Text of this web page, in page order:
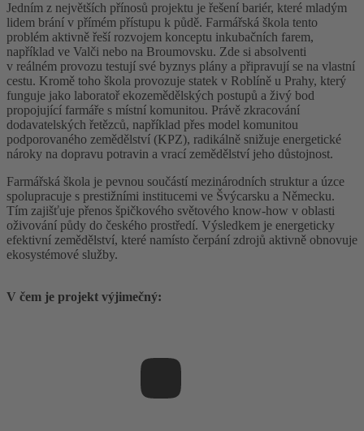
Jedním z největších přínosů projektu je řešení bariér, které mladým
lidem brání v přímém přístupu k půdě. Farmářská škola tento
problém aktivně řeší rozvojem konceptu inkubačních farem,
například ve Valči nebo na Broumovsku. Zde si absolventi
v reálném provozu testují své byznys plány a připravují se na vlastní
cestu. Kromě toho škola provozuje statek v Roblíně u Prahy, který
funguje jako laboratoř ekozemědělských postupů a živý bod
propojující farmáře s místní komunitou. Právě zkracování
dodavatelských řetězců, například přes model komunitou
podporovaného zemědělství (KPZ), radikálně snižuje energetické
nároky na dopravu potravin a vrací zemědělství jeho důstojnost.
Farmářská škola je pevnou součástí mezinárodních struktur a úzce
spolupracuje s prestižními institucemi ve Švýcarsku a Německu.
Tím zajišťuje přenos špičkového světového know-how v oblasti
oživování půdy do českého prostředí. Výsledkem je energeticky
efektivní zemědělství, které namísto čerpání zdrojů aktivně obnovuje
ekosystémové služby.
V čem je projekt výjimečný: